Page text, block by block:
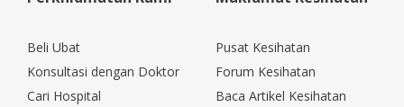
Beli Ubat
Konsultasi dengan Doktor
Cari Hospital
Pusat Kesihatan
Forum Kesihatan
Baca Artikel Kesihatan